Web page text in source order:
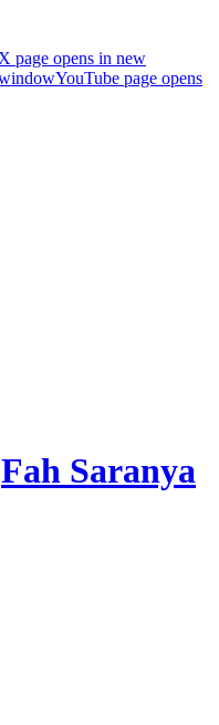
X page opens in new
YouTube page opens
Fah Saranya